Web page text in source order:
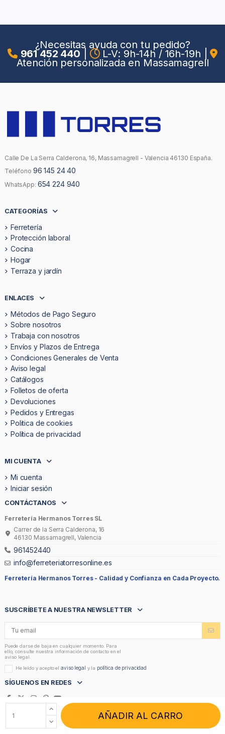
AÑADIR AL CARRO
¿Necesitas ayuda con tu pedido?
961 452 440 L-V: 9h-14h / 16h-19h
Atención personalizada en Massamagrell
Calle De La Serra Calderona, 16, Massamagrell - Valencia 46130 España.
Teléfono 96 145 24 40
WhatsApp: 654 224 940
CATEGORÍAS
Ferretería
Protección laboral
Cocina
Hogar
Terraza y jardín
ENLACES
Métodos de Pago Seguro
Sobre nosotros
Trabaja con nosotros
Envíos y Plazos de Entrega
Condiciones Generales de Venta
Aviso legal
Catálogos
Folletos de oferta
Devoluciones
Pedidos y Entregas
Politica de cookies
Política de privacidad
MI CUENTA
Mi cuenta
Iniciar sesión
CONTÁCTANOS
Ferretería Hermanos Torres SL
Carrer de la Serra Calderona, 16
46130 Massamagrell, Valencia
961452440
info@ferreteriatorresonline.es
Ferretería Hermanos Torres - Calidad y Confianza en Cada Proyecto.
SUSCRÍBETE A NUESTRA NEWSLETTER
Puede darse de baja en cualquier momento. Para
ello, consulte nuestra información de contacto en el
aviso legal.
He leído y acepto elaviso legal y la política de privacidad
SÍGUENOS EN REDES